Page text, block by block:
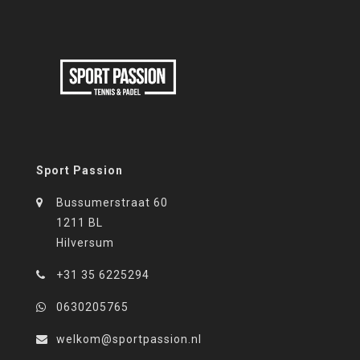
Sport Passion
Bussumerstraat 60
1211 BL
Hilversum
+31 35 6225294
0630205765
welkom@sportpassion.nl